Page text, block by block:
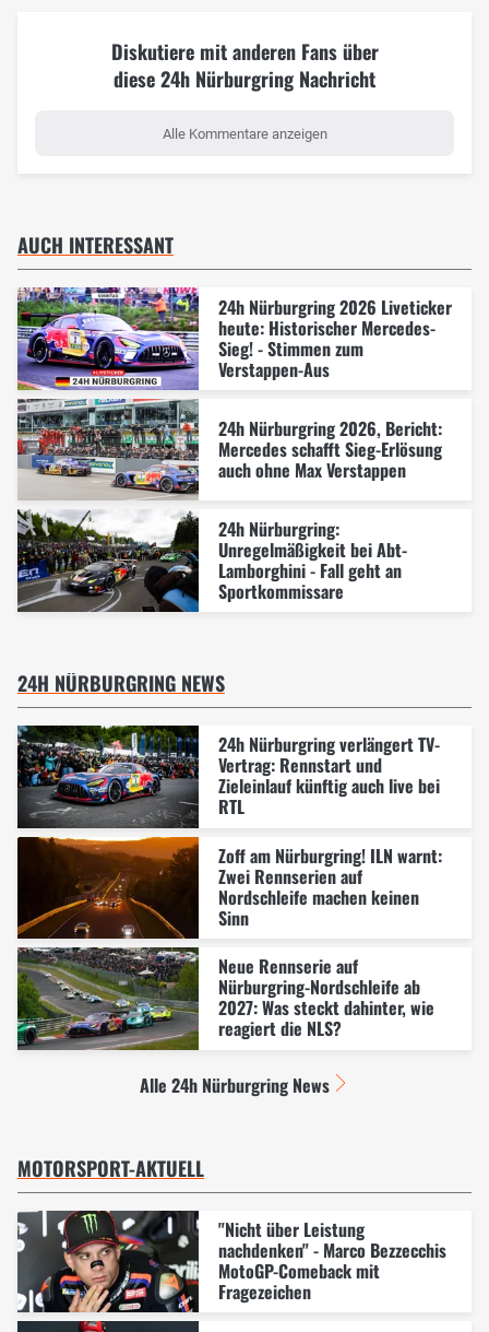
Diskutiere mit anderen Fans über
diese 24h Nürburgring Nachricht
Alle Kommentare anzeigen
AUCH INTERESSANT
24h Nürburgring 2026 Liveticker
heute: Historischer Mercedes-
Sieg! - Stimmen zum
Verstappen-Aus
24h Nürburgring 2026, Bericht:
Mercedes schafft Sieg-Erlösung
auch ohne Max Verstappen
24h Nürburgring:
Unregelmäßigkeit bei Abt-
Lamborghini - Fall geht an
Sportkommissare
24H NÜRBURGRING NEWS
24h Nürburgring verlängert TV-
Vertrag: Rennstart und
Zieleinlauf künftig auch live bei
RTL
Zoff am Nürburgring! ILN warnt:
Zwei Rennserien auf
Nordschleife machen keinen
Sinn
Neue Rennserie auf
Nürburgring-Nordschleife ab
2027: Was steckt dahinter, wie
reagiert die NLS?
Alle 24h Nürburgring News
MOTORSPORT-AKTUELL
"Nicht über Leistung
nachdenken" - Marco Bezzecchis
MotoGP-Comeback mit
Fragezeichen